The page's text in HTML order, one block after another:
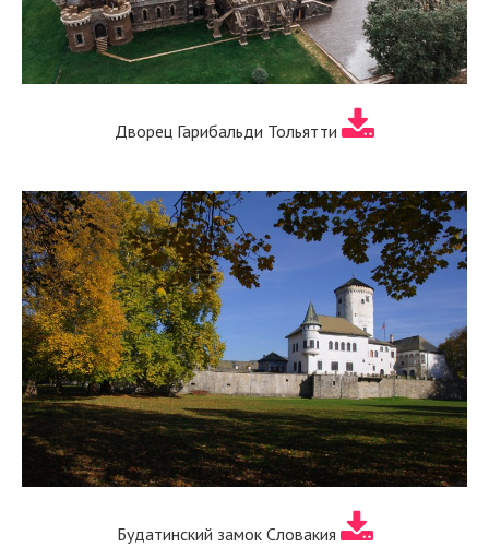
Дворец Гарибальди Тольятти
Будатинский замок Словакия